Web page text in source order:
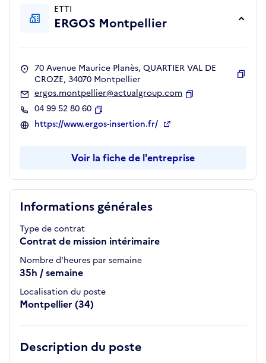
Informations générales
Type de contrat
Contrat de mission intérimaire
Nombre d'heures par semaine
35h / semaine
Localisation du poste
Montpellier (34)
Description du poste
ETTI
ERGOS Montpellier
70 Avenue Maurice Planès, QUARTIER VAL DE
CROZE, 34070 Montpellier
ergos.montpellier@actualgroup.com
04 99 52 80 60
Copier
https://www.ergos-insertion.fr/
Voir la fiche de l'entreprise